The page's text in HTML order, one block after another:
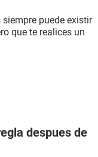
puede existir
que te realices un
despues de